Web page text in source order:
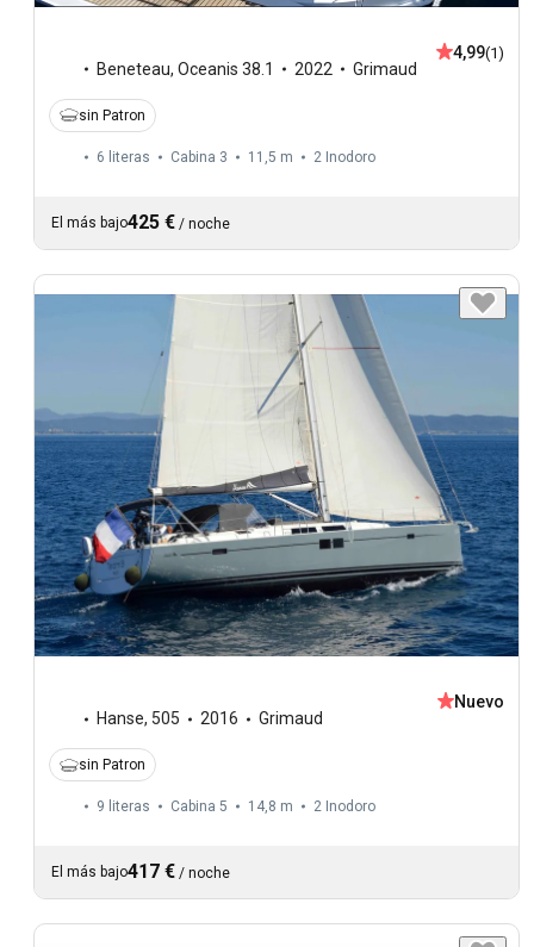
Beneteau, Oceanis 38.1 2022 Grimaud
4,99(1)
sin Patron
6 literas Cabina 3 11,5 m 2 Inodoro
El más bajo425 € / noche
Hanse, 505 2016 Grimaud
Nuevo
sin Patron
9 literas Cabina 5 14,8 m 2 Inodoro
El más bajo417 € / noche